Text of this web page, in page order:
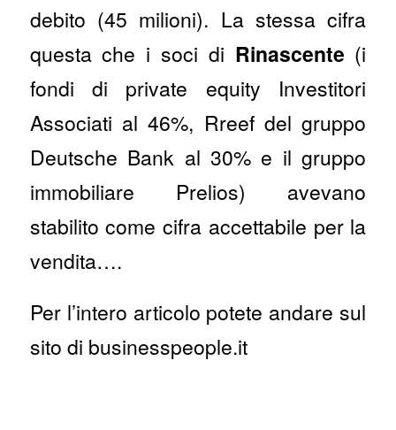
debito (45 milioni). La stessa cifra
questa che i soci di Rinascente (i
fondi di private equity Investitori
Associati al 46%, Rreef del gruppo
Deutsche Bank al 30% e il gruppo
immobiliare Prelios) avevano
stabilito come cifra accettabile per la
vendita….
Per l’intero articolo potete andare sul
sito di businesspeople.it